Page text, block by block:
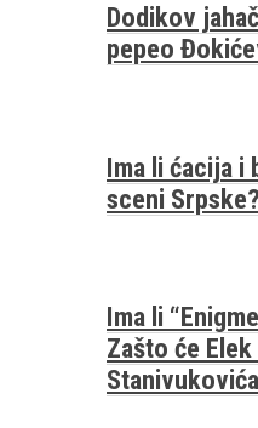
Dodikov
pepeo
Ima li ćacija i
sceni Srpske?
Ima li
Zašto će